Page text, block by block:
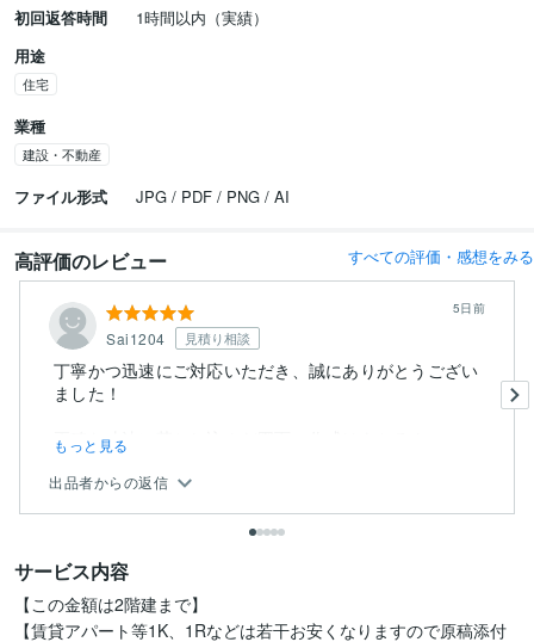
初回返答時間
1時間以内（実績）
用途
住宅
業種
建設・不動産
ファイル形式 JPG / PDF / PNG / AI
高評価のレビュー すべての評価・感想をみる
Sai1204 見積り相談
5日前
丁寧かつ迅速にご対応いただき、誠にありがとうござい
ました！
正確な寸法に落とし込んだ図面の作成はもちろんのこ
と、プロの...
もっと見る
出品者からの返信
サービス内容
【この金額は2階建まで】
【賃貸アパート等1K、1Rなどは若干お安くなりますので原稿添付